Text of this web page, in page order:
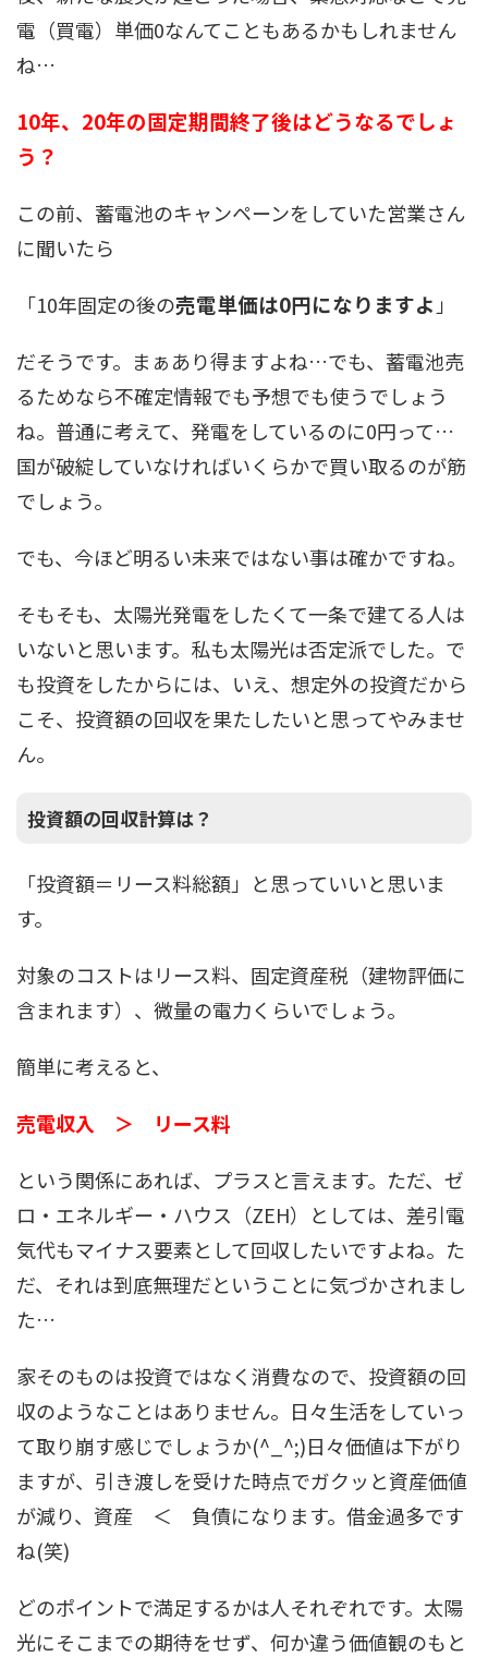
電（買電）単価0なんてこともあるかもしれません
ね…
10年、20年の固定期間終了後はどうなるでしょ
う？
この前、蓄電池のキャンペーンをしていた営業さん
に聞いたら
「10年固定の後の売電単価は0円になりますよ 」
だそうです。まぁあり得ますよね…でも、蓄電池売
るためなら不確定情報でも予想でも使うでしょう
ね。普通に考えて、発電をしているのに0円って…
国が破綻していなければいくらかで買い取るのが筋
でしょう。
でも、今ほど明るい未来ではない事は確かですね。
そもそも、太陽光発電をしたくて一条で建てる人は
いないと思います。私も太陽光は否定派でした。で
も投資をしたからには、いえ、想定外の投資だから
こそ、投資額の回収を果たしたいと思ってやみませ
ん。
投資額の回収計算は？
「投資額＝リース料総額」と思っていいと思いま
す。
対象のコストはリース料、固定資産税（建物評価に
含まれます）、微量の電力くらいでしょう。
簡単に考えると、
売電収入 ＞ リース料
という関係にあれば、プラスと言えます。ただ、ゼ
ロ・エネルギー・ハウス（ZEH）としては、差引電
気代もマイナス要素として回収したいですよね。た
だ、それは到底無理だということに気づかされまし
た…
家そのものは投資ではなく消費なので、投資額の回
収のようなことはありません。日々生活をしていっ
て取り崩す感じでしょうか(^_^;)日々価値は下がり
ますが、引き渡しを受けた時点でガクッと資産価値
が減り、資産 ＜ 負債になります。借金過多です
ね(笑)
どのポイントで満足するかは人それぞれです。太陽
光にそこまでの期待をせず、何か違う価値観のもと